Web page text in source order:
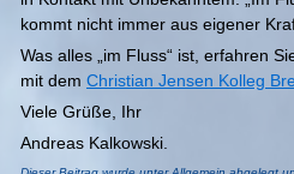
kommt nicht immer aus eigener
Was alles „im Fluss“ ist, erfahren
mit dem Christian Jensen Kolleg
Viele Grüße, Ihr
Andreas Kalkowski.